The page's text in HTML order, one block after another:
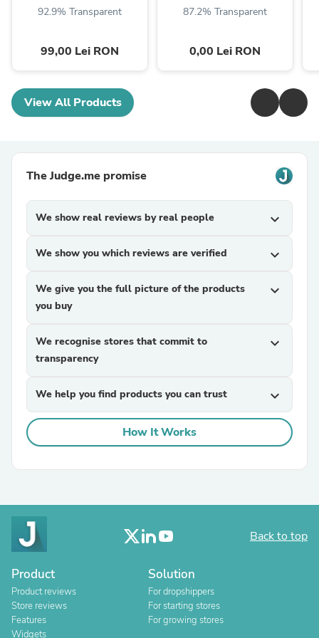
92.9% Transparent
99,00 Lei RON
87.2% Transparent
0,00 Lei RON
View All Products
The Judge.me promise
We show real reviews by real people expand_more
We show you which reviews are verified expand_more
We give you the full picture of the products
you buy
expand_more
We recognise stores that commit to
transparency
expand_more
We help you find products you can trust expand_more
How It Works
Back to top
Product
Product reviews
Store reviews
Features
Widgets
Solution
For dropshippers
For starting stores
For growing stores